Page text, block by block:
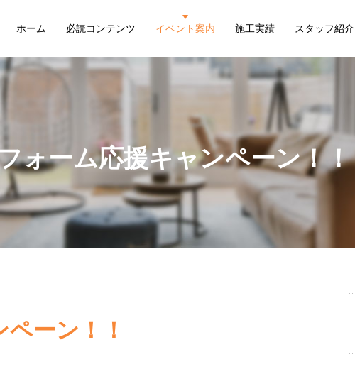
ォーム応援キャンペーン！！
ーン！！
ホーム 必読コンテンツ イベント案内 施工実績 スタッフ紹介